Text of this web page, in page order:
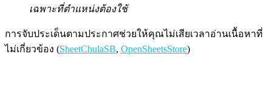
เฉพาะที่ตำแหน่งต้องใช้
การจับประเด็นตามประกาศช่วยให้คุณไม่เสียเวลาอ่านเนื้อหาที่
ไม่เกี่ยวข้อง (SheetChulaSB, OpenSheetsStore)